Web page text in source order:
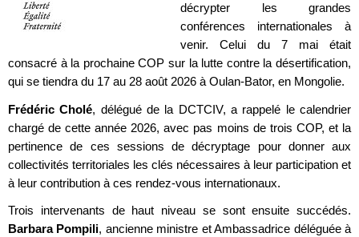
décrypter les grandes
conférences internationales à
venir. Celui du 7 mai était
consacré à la prochaine COP sur la lutte contre la désertification,
qui se tiendra du 17 au 28 août 2026 à Oulan-Bator, en Mongolie.
Frédéric Cholé, délégué de la DCTCIV, a rappelé le calendrier
chargé de cette année 2026, avec pas moins de trois COP, et la
pertinence de ces sessions de décryptage pour donner aux
collectivités territoriales les clés nécessaires à leur participation et
à leur contribution à ces rendez-vous internationaux.
Trois intervenants de haut niveau se sont ensuite succédés.
Barbara Pompili, ancienne ministre et Ambassadrice déléguée à